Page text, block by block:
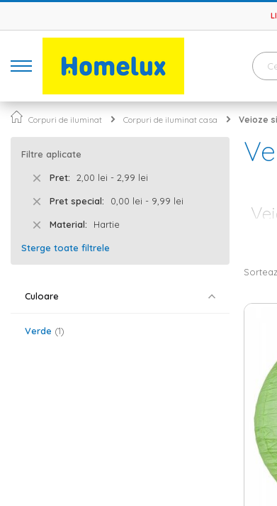
Corpuri de iluminat Corpuri de iluminat casa Veioze
cat
cu 2
o
de
Filtre aplicate
Pret 2,00 lei - 2,99 lei
Pret special 0,00 lei - 9,99 lei
Material Hartie
Sterge toate filtrele
Culoare
Verde 1